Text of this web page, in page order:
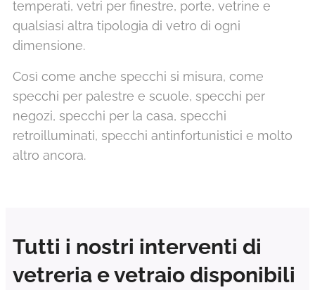
temperati, vetri per finestre, porte, vetrine e
qualsiasi altra tipologia di vetro di ogni
dimensione.
Così come anche specchi si misura, come
specchi per palestre e scuole, specchi per
negozi, specchi per la casa, specchi
retroilluminati, specchi antinfortunistici e molto
altro ancora.
Tutti i nostri interventi di
vetreria e vetraio disponibili